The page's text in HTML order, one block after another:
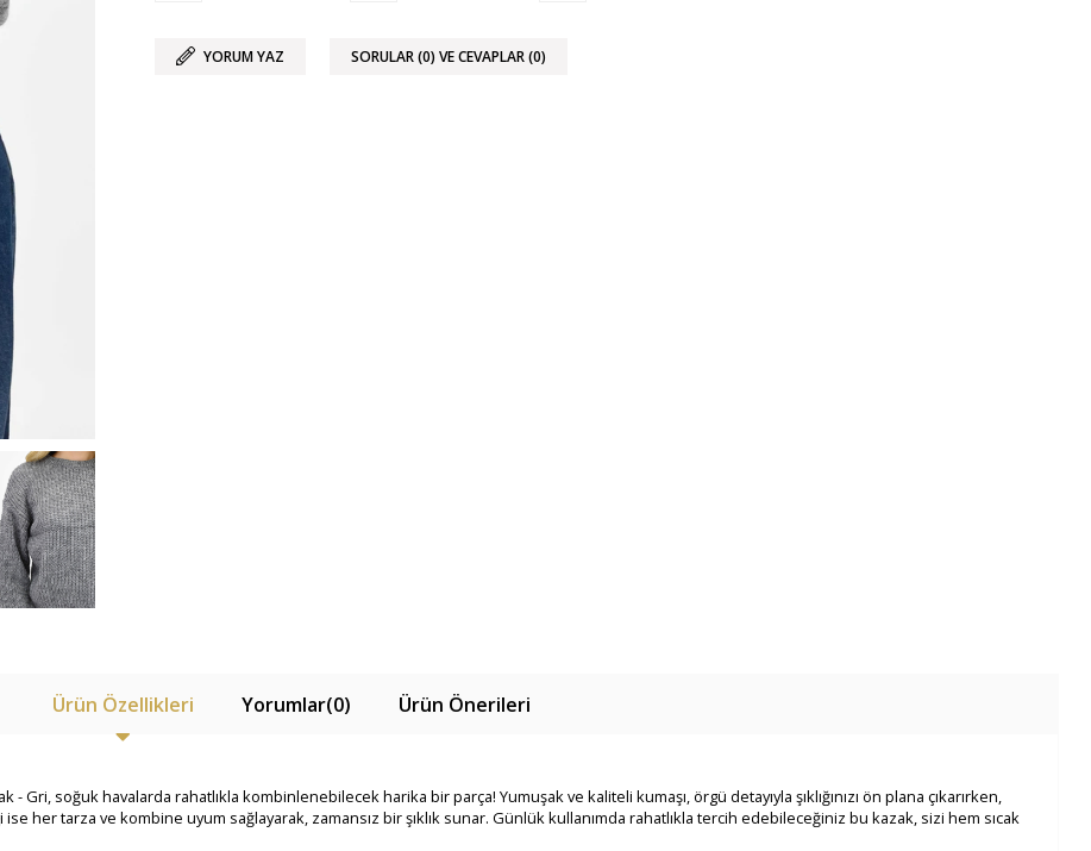
YORUM YAZ SORULAR (0) VE CEVAPLAR (0)
Ürün Özellikleri Yorumlar(0) Ürün Önerileri
- Gri, soğuk havalarda rahatlıkla kombinlenebilecek harika bir parça! Yumuşak ve kaliteli kumaşı, örgü detayıyla şıklığınızı ön plana çıkarırken,
her tarza ve kombine uyum sağlayarak, zamansız bir şıklık sunar. Günlük kullanımda rahatlıkla tercih edebileceğiniz bu kazak, sizi hem sıcak